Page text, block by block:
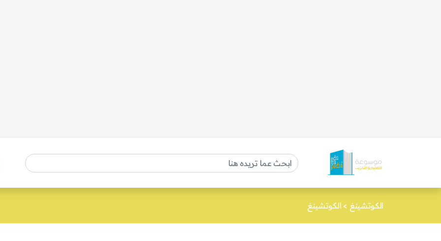
الكوتشينغ > الكوتشينغ